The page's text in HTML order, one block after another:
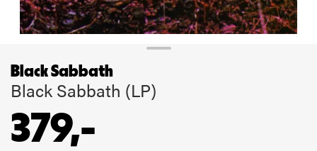
Black Sabbath
Black Sabbath (LP)
379,-